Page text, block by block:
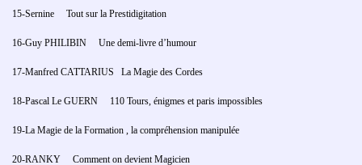
15-Sernine Tout sur la Prestidigitation
16-Guy PHILIBIN Une demi-livre d’humour
17-Manfred CATTARIUS La Magie des Cordes
18-Pascal Le GUERN 110 Tours, énigmes et paris impossibles
19-La Magie de la Formation , la compréhension manipulée
20-RANKY Comment on devient Magicien